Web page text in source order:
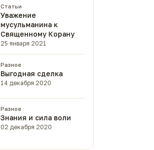
Статьи
Уважение
мусульманина к
Священному Корану
25 января 2021
Разное
Выгодная сделка
14 декабря 2020
Разное
Знания и сила воли
02 декабря 2020